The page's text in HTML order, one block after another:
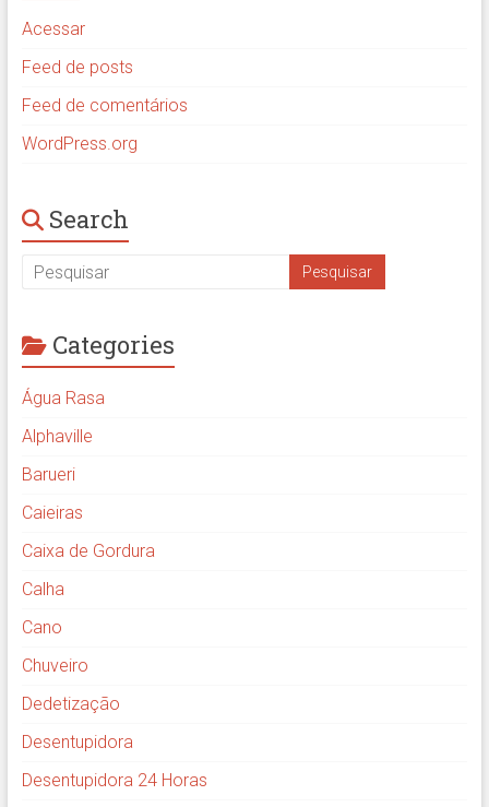
Acessar
Feed de posts
Feed de comentários
WordPress.org
Search
Categories
Água Rasa
Alphaville
Barueri
Caieiras
Caixa de Gordura
Calha
Cano
Chuveiro
Dedetização
Desentupidora
Desentupidora 24 Horas